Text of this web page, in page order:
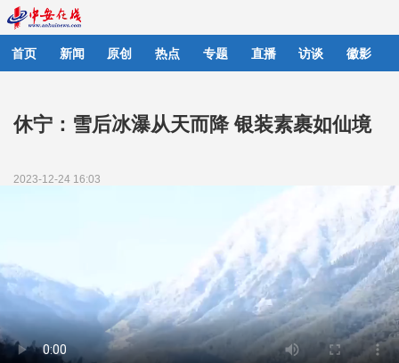
首页 新闻 原创 热点 专题 直播 访谈 徽影
休宁：雪后冰瀑从天而降 银装素裹如仙境
2023-12-24 16:03